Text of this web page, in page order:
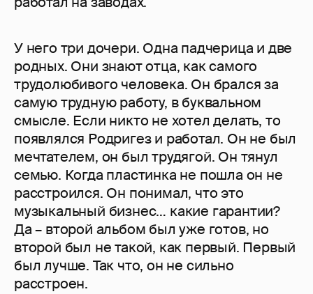
У него три дочери. Одна падчерица и две
родных. Они знают отца, как самого
трудолюбивого человека. Он брался за
самую трудную работу, в буквальном
смысле. Если никто не хотел делать, то
появлялся Родригез и работал. Он не был
мечтателем, он был трудягой. Он тянул
семью. Когда пластинка не пошла он не
расстроился. Он понимал, что это
музыкальный бизнес… какие гарантии?
Да – второй альбом был уже готов, но
второй был не такой, как первый. Первый
был лучше. Так что, он не сильно
расстроен.